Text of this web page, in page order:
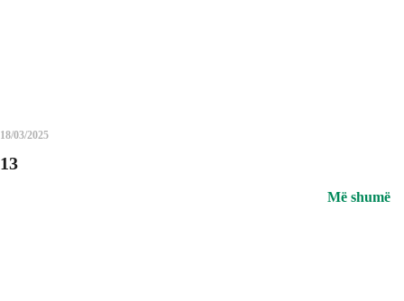
18/03/2025
13
Më shumë